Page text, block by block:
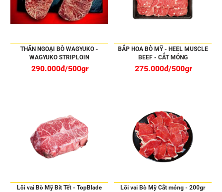
THĂN NGOẠI BÒ WAGYUKO -
WAGYUKO STRIPLOIN
290.000đ/500gr
BẮP HOA BÒ MỸ - HEEL MUSCLE
BEEF - CẮT MỎNG
275.000đ/500gr
Lõi vai Bò Mỹ Bít Tết - TopBlade
Lõi vai Bò Mỹ Cắt mỏng - 200gr